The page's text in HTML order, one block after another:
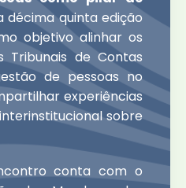
décima quinta edição
objetivo alinhar os
Tribunais de Contas
de pessoas no
experiências
sobre
conta com o